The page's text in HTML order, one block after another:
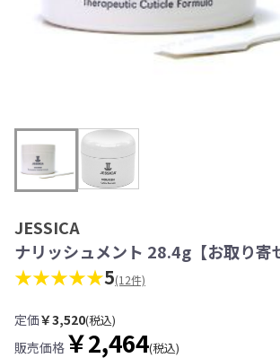
JESSICA
ナリッシュメント 28.4g【お取り寄
★★★★★5(12件)
定価￥3,520(税込)
販売価格 ￥2,464(税込)